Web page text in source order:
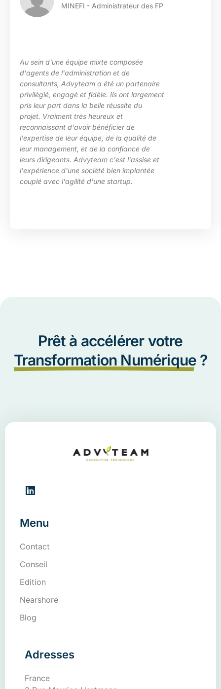
des FP
largement
de
de
et
DGFIP -
La maîtrise des sujets, la
les besoins de ma structure,
des situations diverses. Nous
particulièrement apprécié
d’Advyteam lors de la
en place d’un plan de montée de
compétences sur le pôle de
HRa au sein de la DGFiP.
Prêt à accélérer votre
Transformation Numérique ?
Menu
Contact
Conseil
Edition
Nearshore
Blog
Adresses
France